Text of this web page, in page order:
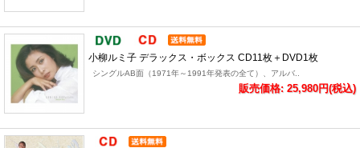
小柳ルミ子 デラックス・ボックス CD11枚＋DVD1枚
シングルAB面（1971年～1991年発表の全て）、アルバ..
販売価格: 25,980円(税込)